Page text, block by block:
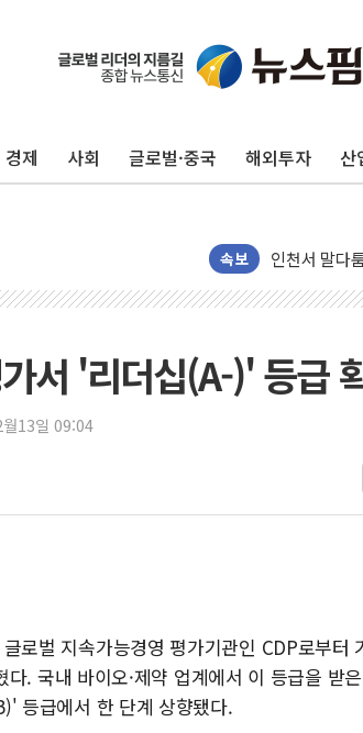
경제 사회 글로벌·중국 해외투자 산
속보
[종합] 김민
민주당 경북
김민석, 강원
[속보] 민주,
[속보] 민주,
[속보] 민주,
최태원, 노
하나금융,
인천시 광복
'호우·산사태
여야, 황희 '
풀무원재단
서 '리더십(A-)' 등급
13일 09:04
로벌 지속가능경영 평가기관인 CDP로부터
. 국내 바이오·제약 업계에서 이 등급을 받
등급에서 한 단계 상향됐다.